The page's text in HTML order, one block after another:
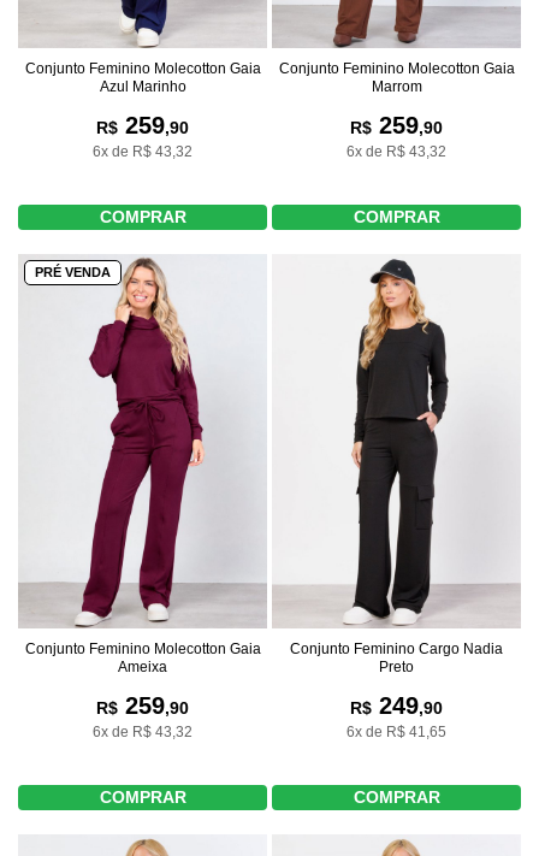
Conjunto Feminino Molecotton Gaia
Azul Marinho
R$ 259,90
6x de R$ 43,32
COMPRAR
Conjunto Feminino Molecotton Gaia
Marrom
R$ 259,90
6x de R$ 43,32
COMPRAR
PRÉ VENDA
Conjunto Feminino Molecotton Gaia
Ameixa
R$ 259,90
6x de R$ 43,32
COMPRAR
Conjunto Feminino Cargo Nadia
Preto
R$ 249,90
6x de R$ 41,65
COMPRAR